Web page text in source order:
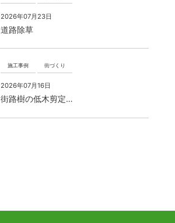
2026年07月23日
道路除草
施工事例 街づくり
2026年07月16日
街路樹の低木剪定…